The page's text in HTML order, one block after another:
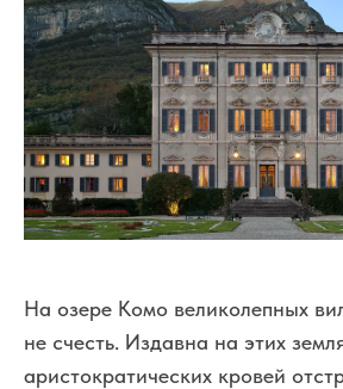
На озере Комо великолепных
не счесть. Издавна на этих
аристократических кровей